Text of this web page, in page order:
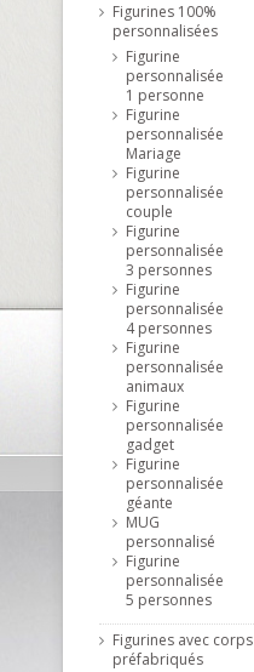
Figurines 100%
personnalisées
Figurine
personnalisée
1 personne
Figurine
personnalisée
Mariage
Figurine
personnalisée
couple
Figurine
personnalisée
3 personnes
Figurine
personnalisée
4 personnes
Figurine
personnalisée
animaux
Figurine
personnalisée
gadget
Figurine
personnalisée
géante
MUG
personnalisé
Figurine
personnalisée
5 personnes
Figurines avec corps
préfabriqués